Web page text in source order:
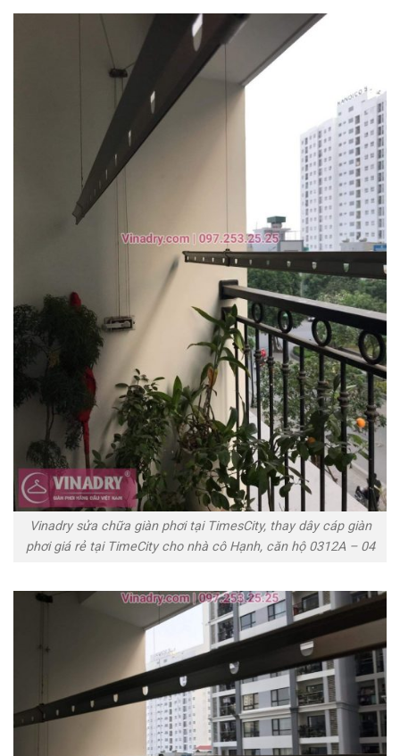
Vinadry sửa chữa giàn phơi tại TimesCity, thay dây cáp giàn
phơi giá rẻ tại TimeCity cho nhà cô Hạnh, căn hộ 0312A – 04